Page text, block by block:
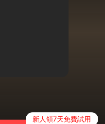
新人領7天免費試用